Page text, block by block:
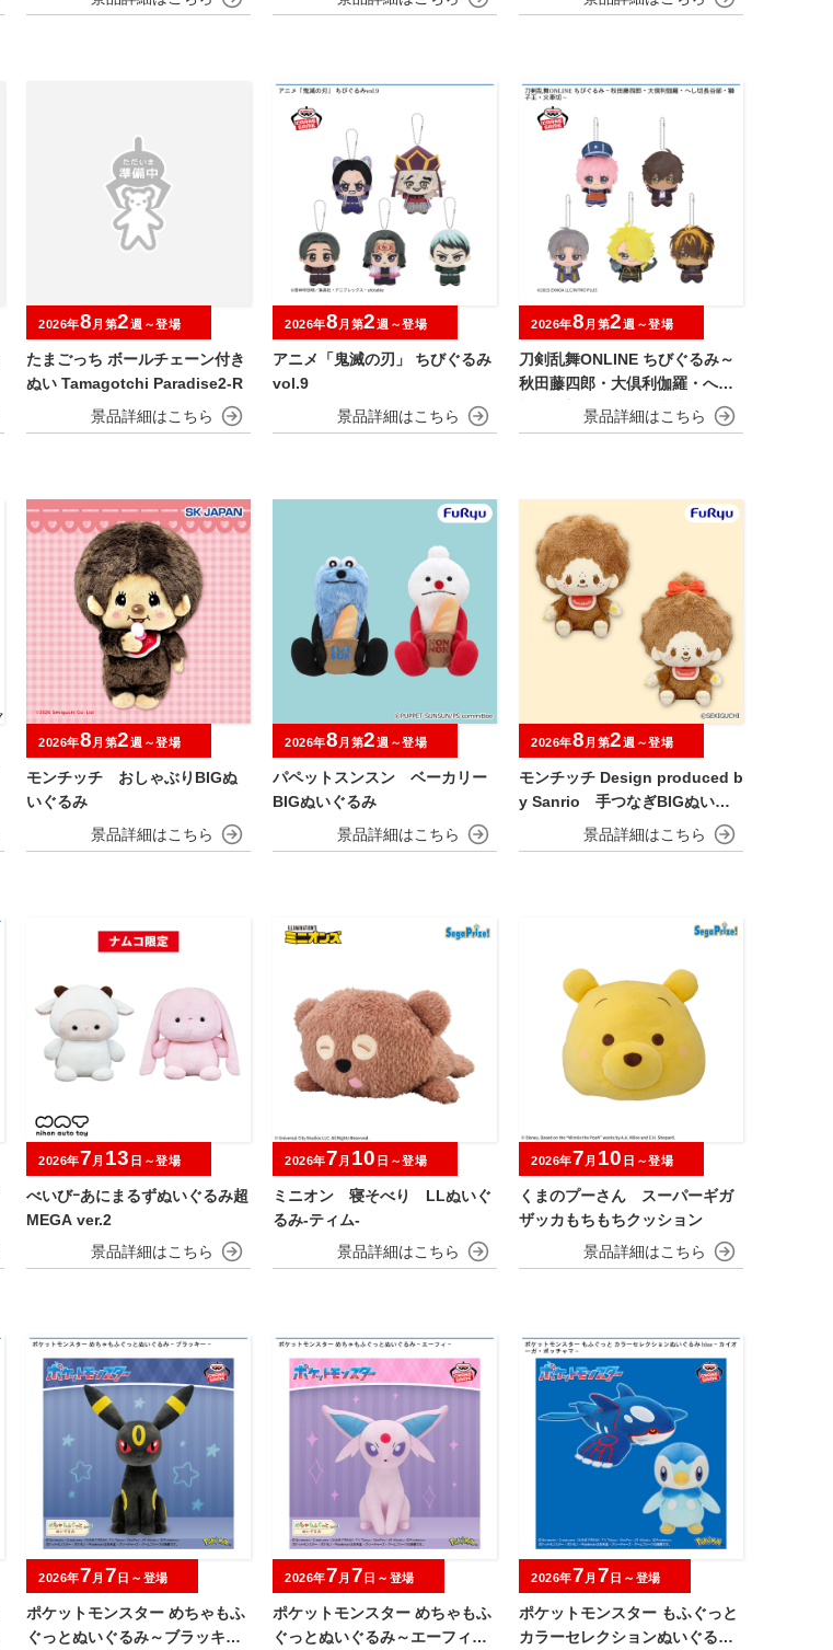
たまごっち ボールチェーン付き
ぬい Tamagotchi Paradise2-R
2026年8 月第2週～登場
アニメ「鬼滅の刃」 ちびぐるみ
vol.9
2026年8 月第2週～登場
刀剣乱舞ONLINE ちびぐるみ～
秋田藤四郎・大倶利伽羅・へし
切長谷部・獅子王・火車切～
2026年8 月第2週～登場
モンチッチ おしゃぶりBIGぬ
いぐるみ
2026年8 月第2週～登場
パペットスンスン ベーカリー
BIGぬいぐるみ
2026年8 月第2週～登場
モンチッチ Design produced b
y Sanrio 手つなぎBIGぬいぐ
2026年8 月第2週～登場
べいびｰあにまるずぬいぐるみ超
MEGA ver.2
2026年7 月 13 日～登場
ミニオン 寝そべり LLぬいぐ
るみ‐ティム‐
2026年7 月 10 日～登場
くまのプーさん スーパーギガ
ザッカもちもちクッション
2026年7 月 10 日～登場
ポケットモンスター めちゃもふ
ぐっとぬいぐるみ～ブラッキー
2026年7 月 7 日～登場
ポケットモンスター めちゃもふ
ぐっとぬいぐるみ～エーフィ－
2026年7 月 7 日～登場
ポケットモンスター もふぐっと
カラーセレクションぬいぐるみ
2026年7 月 7 日～登場